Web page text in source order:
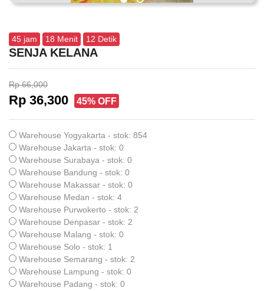
45 jam 18 Menit 11 Detik
SENJA KELANA
Rp 66,000
Rp 36,300 45% OFF
Warehouse Yogyakarta - stok: 854
Warehouse Jakarta - stok: 0
Warehouse Surabaya - stok: 0
Warehouse Bandung - stok: 0
Warehouse Makassar - stok: 0
Warehouse Medan - stok: 4
Warehouse Purwokerto - stok: 2
Warehouse Denpasar - stok: 2
Warehouse Malang - stok: 0
Warehouse Solo - stok: 1
Warehouse Semarang - stok: 2
Warehouse Lampung - stok: 0
Warehouse Padang - stok: 0